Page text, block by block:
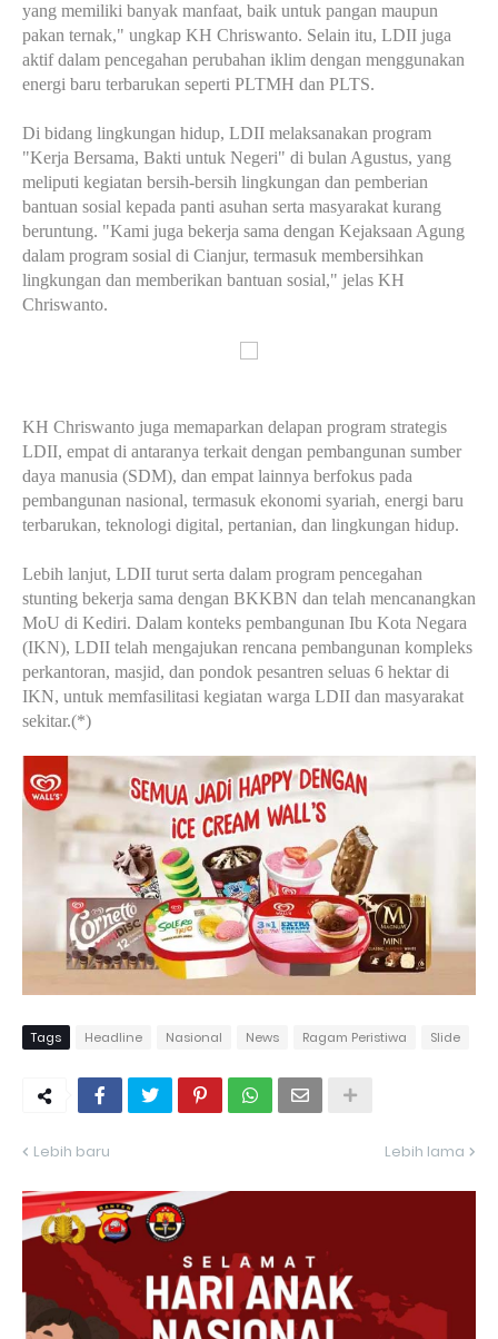
yang memiliki banyak manfaat, baik untuk pangan maupun
pakan ternak," ungkap KH Chriswanto. Selain itu, LDII juga
aktif dalam pencegahan perubahan iklim dengan menggunakan
energi baru terbarukan seperti PLTMH dan PLTS.
Di bidang lingkungan hidup, LDII melaksanakan program
"Kerja Bersama, Bakti untuk Negeri" di bulan Agustus, yang
meliputi kegiatan bersih-bersih lingkungan dan pemberian
bantuan sosial kepada panti asuhan serta masyarakat kurang
beruntung. "Kami juga bekerja sama dengan Kejaksaan Agung
dalam program sosial di Cianjur, termasuk membersihkan
lingkungan dan memberikan bantuan sosial," jelas KH
Chriswanto.
KH Chriswanto juga memaparkan delapan program strategis
LDII, empat di antaranya terkait dengan pembangunan sumber
daya manusia (SDM), dan empat lainnya berfokus pada
pembangunan nasional, termasuk ekonomi syariah, energi baru
terbarukan, teknologi digital, pertanian, dan lingkungan hidup.
Lebih lanjut, LDII turut serta dalam program pencegahan
stunting bekerja sama dengan BKKBN dan telah mencanangkan
MoU di Kediri. Dalam konteks pembangunan Ibu Kota Negara
(IKN), LDII telah mengajukan rencana pembangunan kompleks
perkantoran, masjid, dan pondok pesantren seluas 6 hektar di
IKN, untuk memfasilitasi kegiatan warga LDII dan masyarakat
sekitar.(*)
Tags Headline Nasional News Ragam Peristiwa Slide
Lebih baru Lebih lama